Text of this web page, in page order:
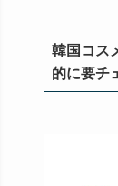
韓国コス
的に要チ